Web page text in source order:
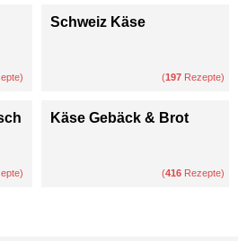
Schweiz Käse
(197 Rezepte)
Käse Gebäck & Brot
(416 Rezepte)